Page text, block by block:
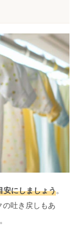
安にしましょう。
吐き戻しもあ